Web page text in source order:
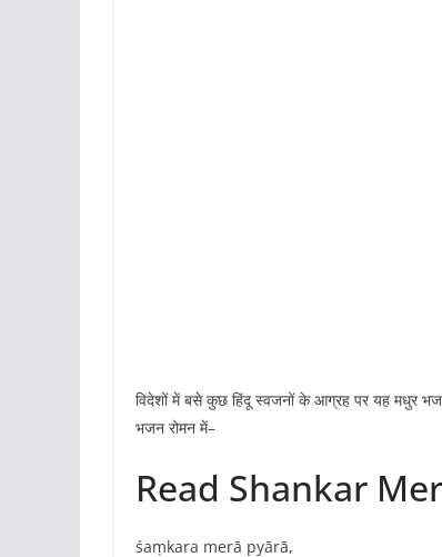
विदेशों में बसे कुछ हिंदू स्वजनों के आग्रह पर यह मधुर
भजन रोमन में–
Read Shankar
śaṃkara merā pyārā,